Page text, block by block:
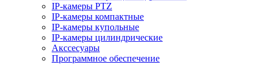
IP-камеры PTZ
IP-камеры компактные
IP-камеры купольные
IP-камеры цилиндрические
Акссесуары
Программное обеспечение